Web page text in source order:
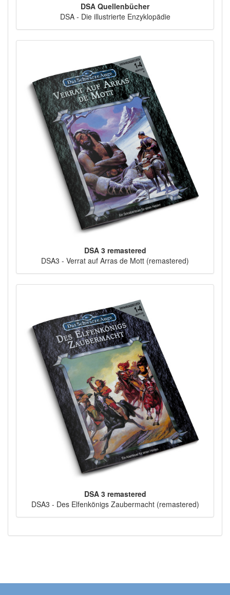
DSA Quellenbücher
DSA - Die illustrierte Enzyklopädie
DSA 3 remastered
DSA3 - Verrat auf Arras de Mott (remastered)
DSA 3 remastered
DSA3 - Des Elfenkönigs Zaubermacht (remastered)